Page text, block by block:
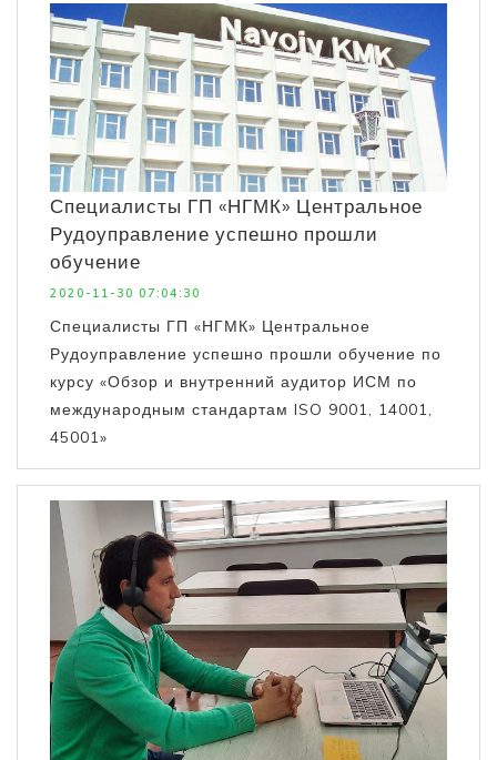
Специалисты ГП «НГМК» Центральное
Рудоуправление успешно прошли
обучение
2020-11-30 07:04:30
Специалисты ГП «НГМК» Центральное
Рудоуправление успешно прошли обучение по
курсу «Обзор и внутренний аудитор ИСМ по
международным стандартам ISO 9001, 14001,
45001»